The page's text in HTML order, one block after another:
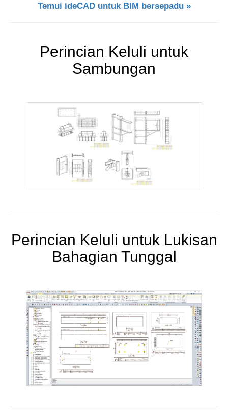
Temui ideCAD untuk BIM bersepadu »
Perincian Keluli untuk
Sambungan
Perincian Keluli untuk Lukisan
Bahagian Tunggal